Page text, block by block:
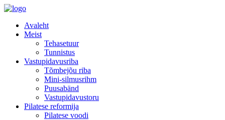
Avaleht
Meist
Tehasetuur
Tunnistus
Vastupidavusriba
Tõmbejõu riba
Mini-silmusrihm
Puusabänd
Vastupidavustoru
Pilatese reformija
Pilatese voodi